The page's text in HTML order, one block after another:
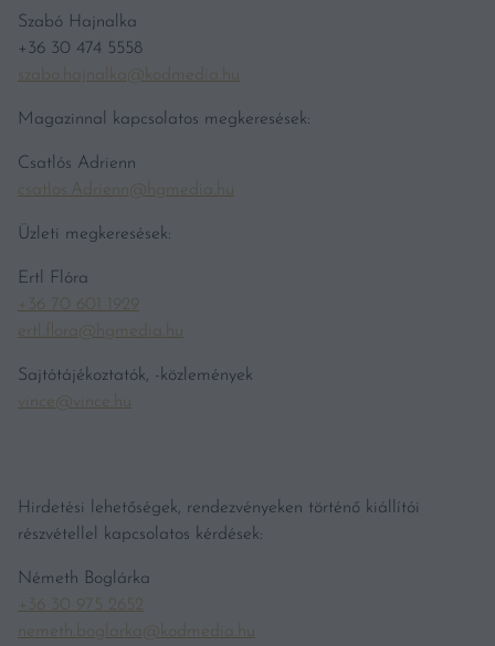
Szabó Hajnalka
+36 30 474 5558
szabo.hajnalka@kodmedia.hu
Magazinnal kapcsolatos megkeresések:
Csatlós Adrienn
csatlos.Adrienn@hgmedia.hu
Üzleti megkeresések:
Ertl Flóra
+36 70 601 1929
ertl.flora@hgmedia.hu
Sajtótájékoztatók, -közlemények
vince@vince.hu
Hirdetési lehetőségek, rendezvényeken történő kiállítói
részvétellel kapcsolatos kérdések:
Németh Boglárka
+36 30 975 2652
nemeth.boglarka@kodmedia.hu